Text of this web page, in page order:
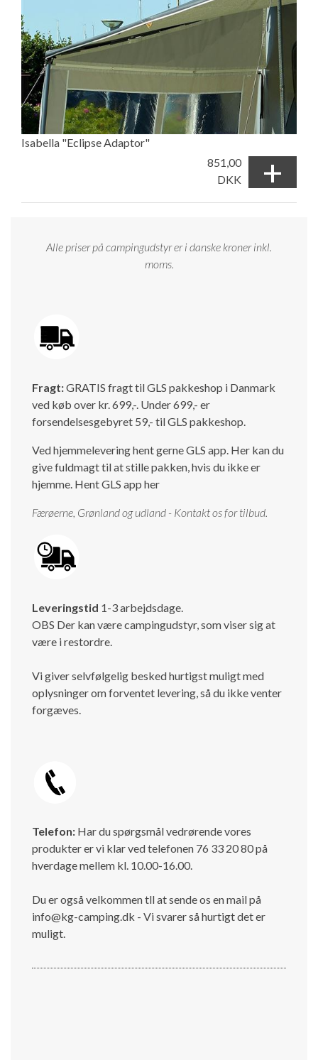
Isabella "Eclipse Adaptor"
851,00
DKK
+
Alle priser på campingudstyr er i danske kroner inkl.
moms.
Fragt:GRATIS fragt til GLS pakkeshop i Danmark
ved køb over kr. 699,-. Under 699,- er
forsendelsesgebyret 59,- til GLS pakkeshop.
Ved hjemmelevering hent gerne GLS app. Her kan du
give fuldmagt til at stille pakken, hvis du ikke er
hjemme. Hent GLS app her
Færøerne, Grønland og udland - Kontakt os for tilbud.
Leveringstid 1-3 arbejdsdage.
OBS Der kan være campingudstyr, som viser sig at
være i restordre.
Vi giver selvfølgelig besked hurtigst muligt med
oplysninger om forventet levering, så du ikke venter
forgæves.
Telefon: Har du spørgsmål vedrørende vores
produkter er vi klar ved telefonen 76 33 20 80 på
hverdage mellem kl. 10.00-16.00.
Du er også velkommen tll at sende os en mail på
info@kg-camping.dk - Vi svarer så hurtigt det er
muligt.